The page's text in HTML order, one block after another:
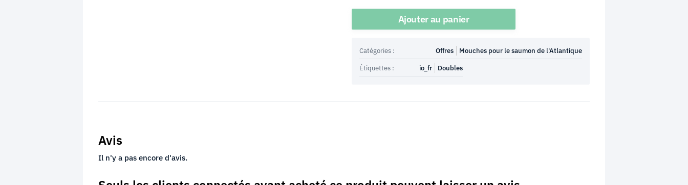
Ajouter au panier
Catégories : Mouches pour le saumon de l'Atlantique
Offres
Étiquettes :
Doubles
io_fr
Avis
Il n'y a pas encore d'avis.